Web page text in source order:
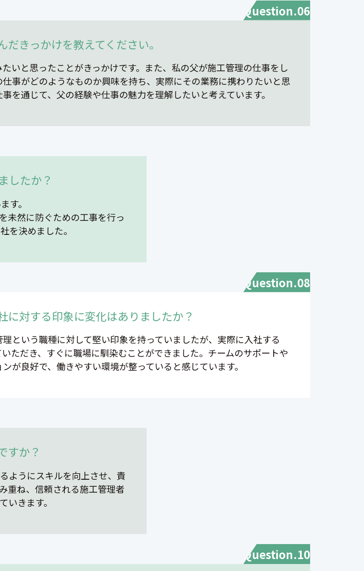
Question.06
だきっかけを教えてください。
いと思ったことがきっかけです。また、私の父が施工管理の仕事をし
事がどのようなものか興味を持ち、実際にその業務に携わりたいと思
を通じて、父の経験や仕事の魅力を理解したいと考えています。
したか？
す。
未然に防ぐための工事を行っ
を決めました。
Question.08
に対する印象に変化はありましたか？
という職種に対して堅い印象を持っていましたが、実際に入社する
ただき、すぐに職場に馴染むことができました。チームのサポートや
が良好で、働きやすい環境が整っていると感じています。
すか？
ようにスキルを向上させ、責
重ね、信頼される施工管理者
いきます。
Question.10